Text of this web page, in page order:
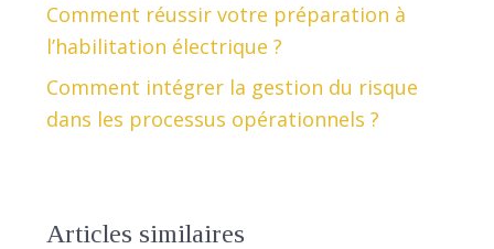
Comment réussir votre préparation à
l’habilitation électrique ?
Comment intégrer la gestion du risque
dans les processus opérationnels ?
Articles similaires